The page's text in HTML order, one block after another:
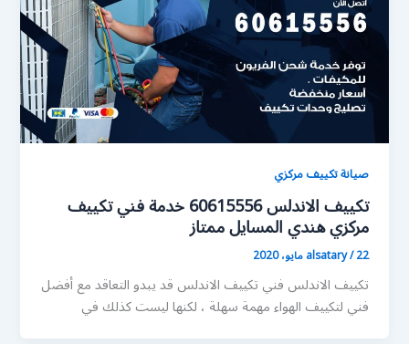
صيانة تكييف مركزي
تكييف الاندلس 60615556 خدمة فني تكييف
مركزي هندي المسايل ممتاز
alsatary/22 مايو، 2020
تكييف الاندلس فني تكييف الاندلس قد يبدو التعاقد مع أفضل
فني لتكييف الهواء مهمة سهلة ، لكنها ليست كذلك في